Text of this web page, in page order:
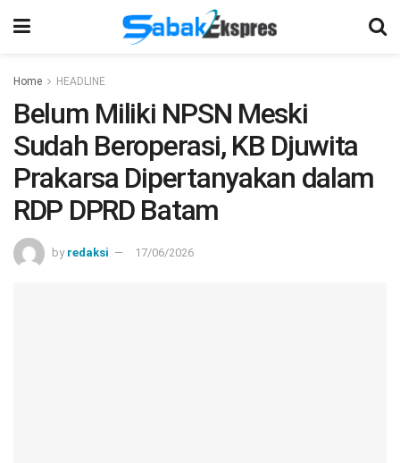
Home HEADLINE
Belum Miliki NPSN Meski
Sudah Beroperasi, KB Djuwita
Prakarsa Dipertanyakan dalam
RDP DPRD Batam
by redaksi 17/06/2026